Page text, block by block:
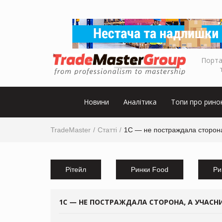
Новини Аналітика Топи про
TradeMaster Статті 1С — не постраждала
Рітейл Ринки Food
1С — НЕ ПОСТРАЖДАЛА СТОРОНА, А